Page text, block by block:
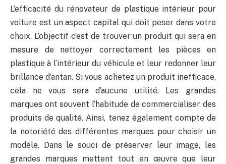
L’efficacité du rénovateur de plastique intérieur pour
voiture est un aspect capital qui doit peser dans votre
choix. L’objectif c’est de trouver un produit qui sera en
mesure de nettoyer correctement les pièces en
plastique à l’intérieur du véhicule et leur redonner leur
brillance d’antan. Si vous achetez un produit inefficace,
cela ne vous sera d’aucune utilité. Les grandes
marques ont souvent l’habitude de commercialiser des
produits de qualité. Ainsi, tenez également compte de
la notoriété des différentes marques pour choisir un
modèle. Dans le souci de préserver leur image, les
grandes marques mettent tout en œuvre que leur